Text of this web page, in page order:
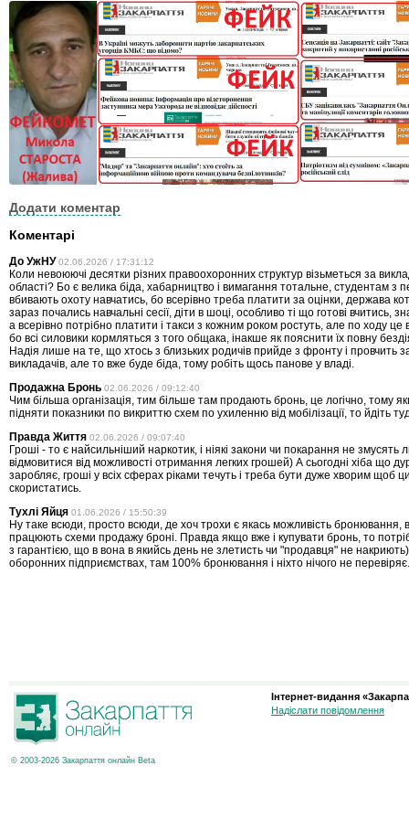
Додати коментар
Коментарі
До УжНУ 02.06.2026 / 17:31:12
Коли невоюючі десятки різних правоохоронних структур візьметься за
області? Бо є велика біда, хабарництво і вимагання тотальне, студентам з
вбивають охоту навчатись, бо всерівно треба платити за оцінки, держава
зараз почались навчальні сесії, діти в шоці, особливо ті що готові вчитись,
а всерівно потрібно платити і такси з кожним роком ростуть, але по ходу це
бо всі силовики кормляться з того общака, інакше як пояснити їх повну
Надія лише на те, що хтось з близьких родичів прийде з фронту і провчить
викладачів, але то вже буде біда, тому робіть щось панове у владі.
Продажна Бронь 02.06.2026 / 09:12:40
Чим більша організація, тим більше там продають бронь, це логічно, тому
підняти показники по викриттю схем по ухиленню від мобілізації, то йдіть
Правда Життя 02.06.2026 / 09:07:40
Гроші - то є найсильніший наркотик, і ніякі закони чи покарання не змусять
відмовитися від можливості отримання легких грошей) А сьогодні хіба що
заробляє, гроші у всіх сферах ріками течуть і треба бути дуже хворим щоб
скористатись.
Тухлі Яйця 01.06.2026 / 15:50:39
Ну таке всюди, просто всюди, де хоч трохи є якась можливість бронювання,
працюють схеми продажу броні. Правда якщо вже і купувати бронь, то
з гарантією, що в вона в якийсь день не злетисть чи "продавця" не
оборонних підприємствах, там 100% бронювання і ніхто нічого не
© 2003-2026 Закарпаття онлайн Beta
Інтернет-видання
Надіслати повідомлення